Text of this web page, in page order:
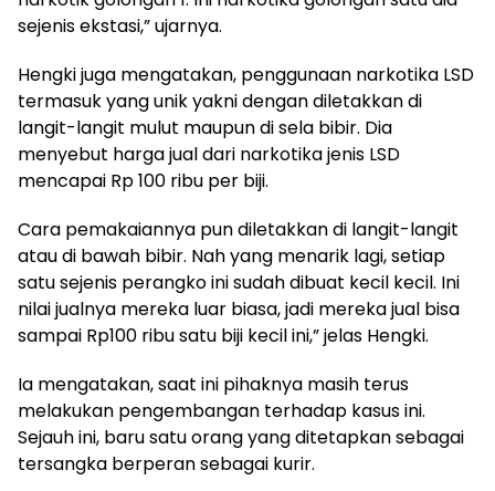
sejenis ekstasi,” ujarnya.
Hengki juga mengatakan, penggunaan narkotika LSD
termasuk yang unik yakni dengan diletakkan di
langit-langit mulut maupun di sela bibir. Dia
menyebut harga jual dari narkotika jenis LSD
mencapai Rp 100 ribu per biji.
Cara pemakaiannya pun diletakkan di langit-langit
atau di bawah bibir. Nah yang menarik lagi, setiap
satu sejenis perangko ini sudah dibuat kecil kecil. Ini
nilai jualnya mereka luar biasa, jadi mereka jual bisa
sampai Rp100 ribu satu biji kecil ini,” jelas Hengki.
Ia mengatakan, saat ini pihaknya masih terus
melakukan pengembangan terhadap kasus ini.
Sejauh ini, baru satu orang yang ditetapkan sebagai
tersangka berperan sebagai kurir.